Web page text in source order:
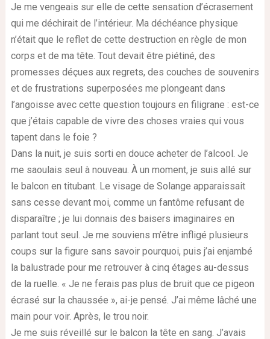
Je me vengeais sur elle de cette sensation d’écrasement
qui me déchirait de l’intérieur. Ma déchéance physique
n’était que le reflet de cette destruction en règle de mon
corps et de ma tête. Tout devait être piétiné, des
promesses déçues aux regrets, des couches de souvenirs
et de frustrations superposées me plongeant dans
l’angoisse avec cette question toujours en filigrane : est-ce
que j’étais capable de vivre des choses vraies qui vous
tapent dans le foie ?
Dans la nuit, je suis sorti en douce acheter de l’alcool. Je
me saoulais seul à nouveau. À un moment, je suis allé sur
le balcon en titubant. Le visage de Solange apparaissait
sans cesse devant moi, comme un fantôme refusant de
disparaître ; je lui donnais des baisers imaginaires en
parlant tout seul. Je me souviens m’être infligé plusieurs
coups sur la figure sans savoir pourquoi, puis j’ai enjambé
la balustrade pour me retrouver à cinq étages au-dessus
de la ruelle. « Je ne ferais pas plus de bruit que ce pigeon
écrasé sur la chaussée », ai-je pensé. J’ai même lâché une
main pour voir. Après, le trou noir.
Je me suis réveillé sur le balcon la tête en sang. J’avais